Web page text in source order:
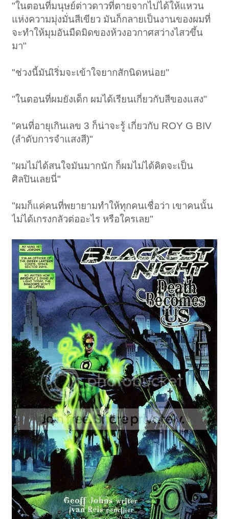
"ในตอนที่มนุษย์ต่าวดาวที่ตายจากไปได้ให้แหวน
แห่งความมุ่งมั่นสีเขียว มันก็กลายเป็นงานของผมที่
จะทำให้มุมอันมืดมิดของห้วงอวกาศสว่างไสวขึ้น
มา"
"ช่วงนี้มันเิริ่มจะเข้าใจยากสักนิดหน่อย"
"ในตอนที่ผมยังเด็ก ผมได้เรียนเกี่ยวกับสีของแสง"
"คนที่อายุเกินเลข 3 ก็น่าจะรู้ เกี่ยวกับ ROY G BIV
(ลำดับการจำแสงสี)"
"ผมไม่ได้สนใจมันมากนัก ก็ผมไม่ได้คิดจะเป็น
ศิลปินเลยนี่"
"ผมก็แค่คนที่พยายามทำให้ทุกคนเชื่อว่า เขาคนนั้น
ไม่ได้เกรงกลัวต่ออะไร หรือใครเลย"